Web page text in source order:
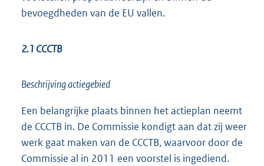
bevoegdheden van de EU vallen.
2.1 CCCTB
Beschrijving actiegebied
Een belangrijke plaats binnen het actieplan neemt
de CCCTB in. De Commissie kondigt aan dat zij weer
werk gaat maken van de CCCTB, waarvoor door de
Commissie al in 2011 een voorstel is ingediend.